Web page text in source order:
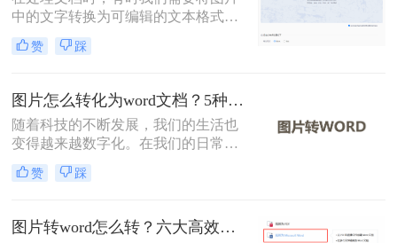
中的文字转换为可编辑的文本格式，
例如Word文档。这通常涉及到光学字
符识别（OCR）技术，它可以识别图
文本。那么图片文件怎么转换成word
文档呢？本文将介绍几种常用的方法
来实现图片到Word文档的转换。
赞 踩
图片怎么转化为word文档？5种实用方法详解！
随着科技的不断发展，我们的生活也
变得越来越数字化。在我们的日常生
活中，我们经常需要将图片转换成
Word文档。然而，这种转换可能需要
们将介绍图片怎么转化为word文档。
赞 踩
图片转word怎么转？六大高效转换方法指南！